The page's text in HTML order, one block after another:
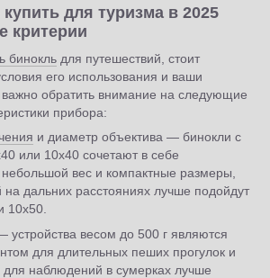
для туризма в 2025
критерии
бинокль для путешествий, стоит
его использования и ваши
важно обратить внимание на следующие
прибора:
и диаметр объектива — бинокли с
или 10x40 сочетают в себе
вес и компактные размеры,
дальних расстояниях лучше подойдут
10x50.
устройства весом до 500 г являются
для длительных пеших прогулок и
для наблюдений в сумерках лучше